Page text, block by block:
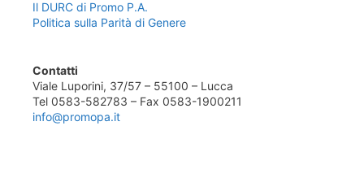
Il DURC di Promo P.A.
Politica sulla Parità di Genere
Contatti
Viale Luporini, 37/57 – 55100 – Lucca
Tel 0583-582783 – Fax 0583-1900211
info@promopa.it